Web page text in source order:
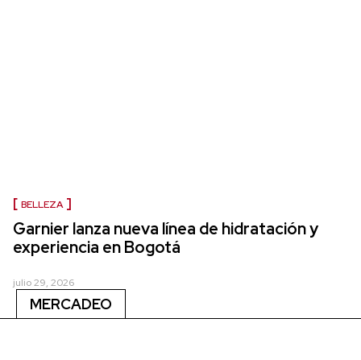
BELLEZA
Garnier lanza nueva línea de hidratación y
experiencia en Bogotá
julio 29, 2026
MERCADEO